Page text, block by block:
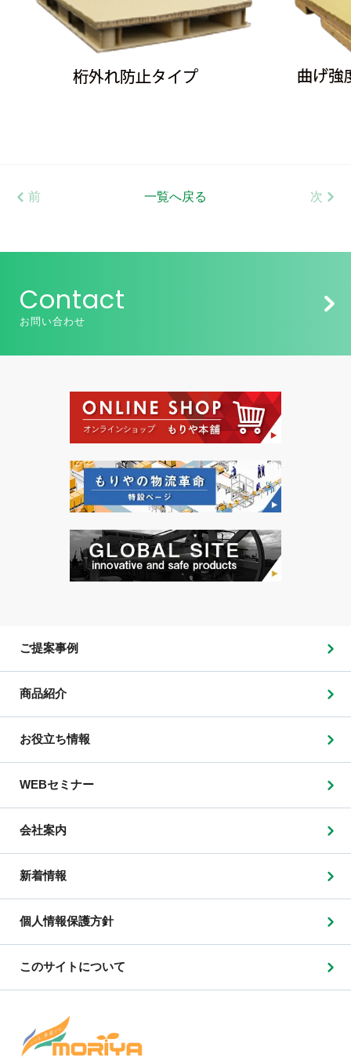
前 一覧へ戻る 次
Contact
お問い合わせ
ご提案事例
商品紹介
お役立ち情報
WEBセミナー
会社案内
新着情報
個人情報保護方針
このサイトについて